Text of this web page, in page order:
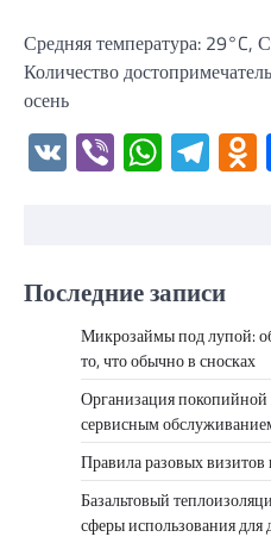
Средняя температура: 29°C,
Количество
осень
VK Viber
Последние записи
Микрозаймы под лупой:
то, что обычно в сносках
Организация покопийной
сервисным
Правила разовых визитов
Базальтовый
сферы использования